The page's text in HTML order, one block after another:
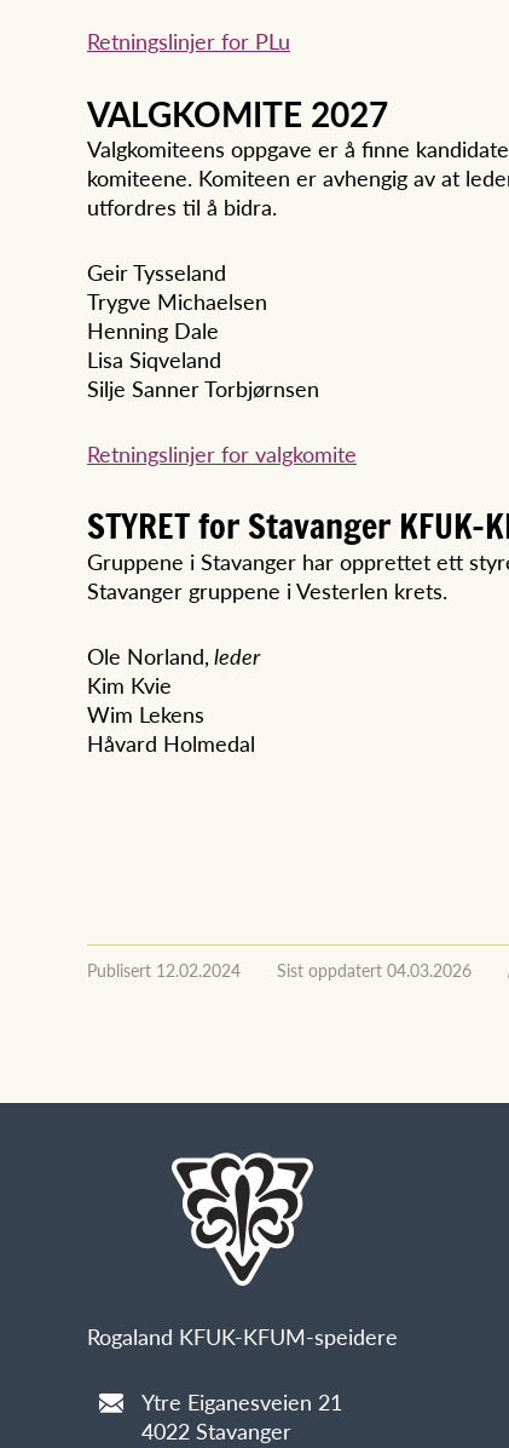
Retningslinjer for PLu
VALGKOMITE 2027
Valgkomiteens oppgave er å finne
komiteene. Komiteen er avhengig av at
utfordres til å bidra.
Geir Tysseland
Trygve Michaelsen
Henning Dale
Lisa Siqveland
Silje Sanner Torbjørnsen
Retningslinjer for valgkomite
STYRET for Stavanger KFUK-
Gruppene i Stavanger har opprettet ett
Stavanger gruppene i Vesterlen krets.
Ole Norland, leder
Kim Kvie
Wim Lekens
Håvard Holmedal
Publisert 12.02.2024 Sist oppdatert 04.03.2026
Rogaland KFUK-KFUM-speidere
Ytre Eiganesveien 21
4022 Stavanger